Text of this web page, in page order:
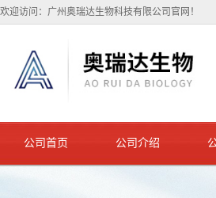
欢迎访问：广州奥瑞达生物科技有限公司官网！
公司首页 公司介绍